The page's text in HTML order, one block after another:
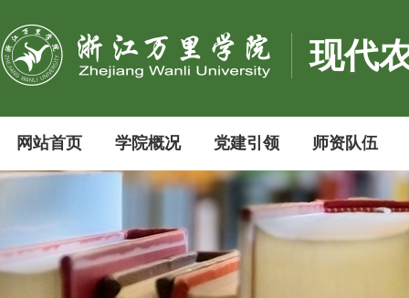
现代
网站首页 学院概况 党建引领 师资队伍